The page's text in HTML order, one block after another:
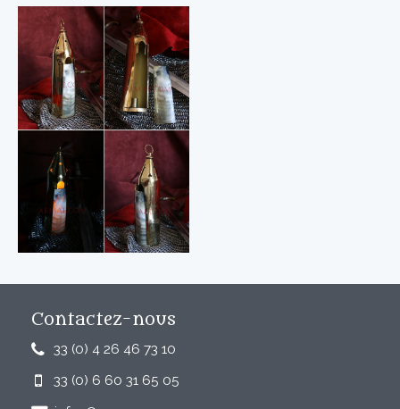
Contactez-nous
33 (0) 4 26 46 73 10
33 (0) 6 60 31 65 05